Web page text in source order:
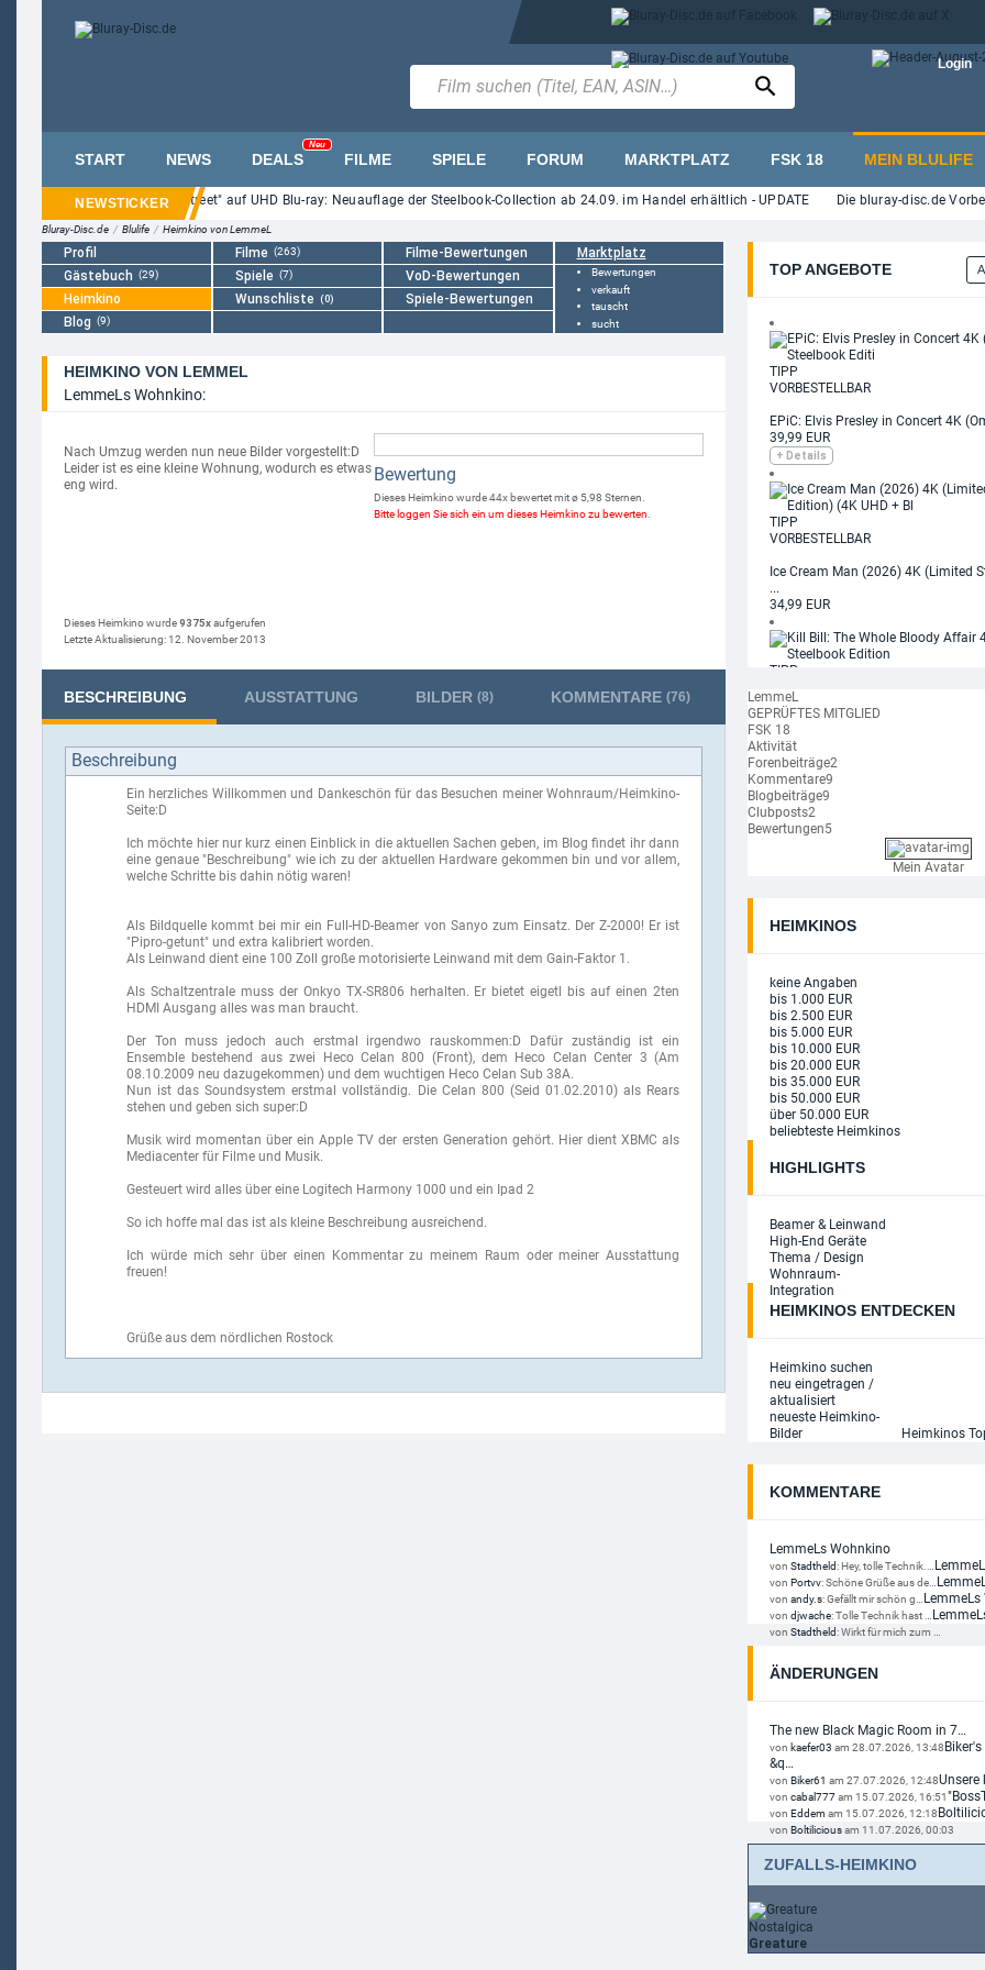
Login
START NEWS DEALS
Neu
FILME SPIELE FORUM MARKTPLATZ FSK 18 MEIN BLULIFE
"Nightmare on Elm Street" auf UHD Blu-ray: Neuauflage der Steelbook-Collection ab 24.09. im Handel erhältlich - UPDATE Die bluray-disc.de
Bluray-Disc.de / Blulife / Heimkino von LemmeL
Profil
Gästebuch (29)
Heimkino
Blog (9)
Filme (263)
Spiele (7)
Wunschliste (0)
Filme-Bewertungen
VoD-Bewertungen
Spiele-Bewertungen
Marktplatz
Bewertungen
verkauft
tauscht
sucht
HEIMKINO VON LEMMEL
LemmeLs Wohnkino:
Nach Umzug werden nun neue Bilder vorgestellt:D
Leider ist es eine kleine Wohnung, wodurch es etwas
eng wird.
Dieses Heimkino wurde9375xaufgerufen
Letzte Aktualisierung: 12. November 2013
Bewertung
Dieses Heimkino wurde 44x bewertet mit ø 5,98 Sternen.
Bitte loggen Sie sich ein um dieses Heimkino zu bewerten
BESCHREIBUNG AUSSTATTUNG BILDER (8) KOMMENTARE (76)
Beschreibung
Ein herzliches Willkommen und Dankeschön für das Besuchen meiner Wohnraum/Heimkino-
Seite:D
Ich möchte hier nur kurz einen Einblick in die aktuellen Sachen geben, im Blog findet ihr dann
eine genaue "Beschreibung" wie ich zu der aktuellen Hardware gekommen bin und vor allem,
welche Schritte bis dahin nötig waren!
Als Bildquelle kommt bei mir ein Full-HD-Beamer von Sanyo zum Einsatz. Der Z-2000! Er ist
"Pipro-getunt" und extra kalibriert worden.
Als Leinwand dient eine 100 Zoll große motorisierte Leinwand mit dem Gain-Faktor 1.
Als Schaltzentrale muss der Onkyo TX-SR806 herhalten. Er bietet eigetl bis auf einen 2ten
HDMI Ausgang alles was man braucht.
Der Ton muss jedoch auch erstmal irgendwo rauskommen:D Dafür zuständig ist ein
Ensemble bestehend aus zwei Heco Celan 800 (Front), dem Heco Celan Center 3 (Am
08.10.2009 neu dazugekommen) und dem wuchtigen Heco Celan Sub 38A.
Nun ist das Soundsystem erstmal vollständig. Die Celan 800 (Seid 01.02.2010) als Rears
stehen und geben sich super:D
Musik wird momentan über ein Apple TV der ersten Generation gehört. Hier dient XBMC als
Mediacenter für Filme und Musik.
Gesteuert wird alles über eine Logitech Harmony 1000 und ein Ipad 2
So ich hoffe mal das ist als kleine Beschreibung ausreichend.
Ich würde mich sehr über einen Kommentar zu meinem Raum oder meiner Ausstattung
freuen!
Grüße aus dem nördlichen Rostock
TOP ANGEBOTE
TIPP
VORBESTELLBAR
EPiC: Elvis Presley in Concert 4K
39,99 EUR
+ Details
TIPP
VORBESTELLBAR
Ice Cream Man (2026) 4K (Limited
...
34,99 EUR
TIPP
Kill Bill: The Whole Bloody Affair 4K
39,99 EUR
TIPP
VORBESTELLBAR
Nightmare on Elm Street Collection
199,99 EUR
Star Wars: Andor - Die komplette
59,99 EUR
VORBESTELLBAR
Avatar 4K - Ultimate 3-Movie
...
179,99 EUR
+ Details
VORBESTELLBAR
...
VORBESTELLBAR
Beverly Hills Cop 4K (Limited
29,99 EUR
Chernobyl (TV Mini-Serie) (Limited
39,99 EUR
Chernobyl (TV Mini-Serie) 4K
69,99 EUR
DIESE WOCHE NEU
Dead Man's Wire (2025)
14,99 EUR
+ Details
59,99 EUR
DIESE WOCHE NEU
Der Teufel trägt Prada 2
17,99 EUR
DIESE WOCHE NEU
Der Teufel trägt Prada 2 4K (4K UHD
29,99 EUR
LemmeL
GEPRÜFTES MITGLIED
FSK 18
Aktivität
Forenbeiträge2
Kommentare9
Blogbeiträge9
Clubposts2
Bewertungen5
Mein Avatar
HEIMKINOS
keine Angaben
bis 1.000 EUR
bis 2.500 EUR
bis 5.000 EUR
bis 10.000 EUR
bis 20.000 EUR
bis 35.000 EUR
bis 50.000 EUR
über 50.000 EUR
beliebteste Heimkinos
HIGHLIGHTS
Beamer & Leinwand
High-End Geräte
Thema / Design
Wohnraum-
Integration
HEIMKINOS ENTDECKEN
Heimkino suchen
neu eingetragen /
aktualisiert
neueste Heimkino-
Bilder
Heimkinos
KOMMENTARE
LemmeLs Wohnkino
von Stadtheld:Hey, tolle Technik.…
von Portvv:Schöne Grüße aus de…
von andy.s:Gefällt mir schön g…
von djwache:Tolle Technik hast …
von Stadtheld:Wirkt für mich zum …
ÄNDERUNGEN
The new Black Magic Room in 7…
von kaefer03 am 28.07.2026, 13:48
&q…
von Biker61 am 27.07.2026, 12:48Unsere
von cabal777am 15.07.2026, 16:51
von Eddem am 15.07.2026, 12:18
von Boltiliciousam 11.07.2026, 00:03
ZUFALLS-HEIMKINO
Nostalgica
Greature